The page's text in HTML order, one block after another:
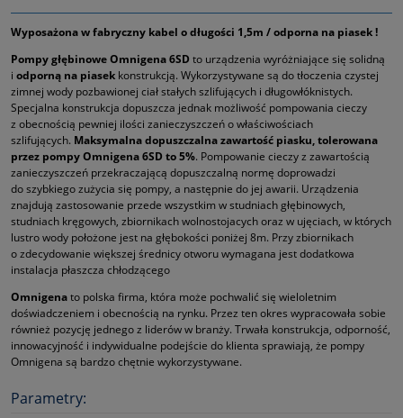
Wyposażona w fabryczny kabel o długości 1,5m / odporna na piasek !
Pompy głębinowe Omnigena 6SD to urządzenia wyróżniające się solidną
i odporną na piasek konstrukcją. Wykorzystywane są do tłoczenia czystej
zimnej wody pozbawionej ciał stałych szlifujących i długowłóknistych.
Specjalna konstrukcja dopuszcza jednak możliwość pompowania cieczy
z obecnością pewniej ilości zanieczyszczeń o właściwościach
szlifujących. Maksymalna dopuszczalna zawartość piasku, tolerowana
przez pompy Omnigena 6SD to 5%. Pompowanie cieczy z zawartością
zanieczyszczeń przekraczającą dopuszczalną normę doprowadzi
do szybkiego zużycia się pompy, a następnie do jej awarii. Urządzenia
znajdują zastosowanie przede wszystkim w studniach głębinowych,
studniach kręgowych, zbiornikach wolnostojacych oraz w ujęciach, w których
lustro wody położone jest na głębokości poniżej 8m. Przy zbiornikach
o zdecydowanie większej średnicy otworu wymagana jest dodatkowa
instalacja płaszcza chłodzącego
Omnigenato polska firma, która może pochwalić się wieloletnim
doświadczeniem i obecnością na rynku. Przez ten okres wypracowała sobie
również pozycję jednego z liderów w branży. Trwała konstrukcja, odporność,
innowacyjność i indywidualne podejście do klienta sprawiają, że pompy
Omnigena są bardzo chętnie wykorzystywane.
Parametry: